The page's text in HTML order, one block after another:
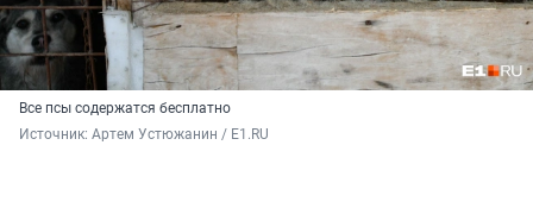
Все псы содержатся бесплатно
Источник: Артем Устюжанин / E1.RU